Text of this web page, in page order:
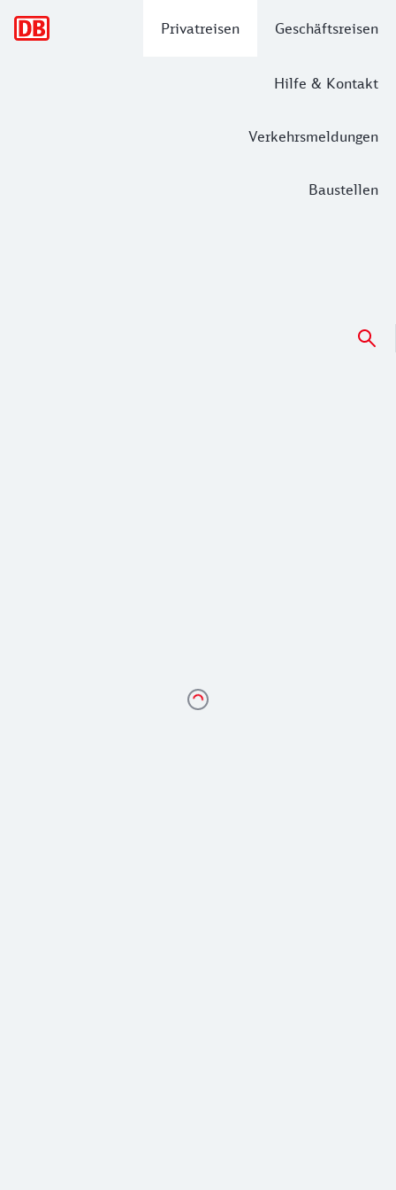
Privatreisen Geschäftsreisen
Hilfe & Kontakt
Verkehrsmeldungen
Baustellen